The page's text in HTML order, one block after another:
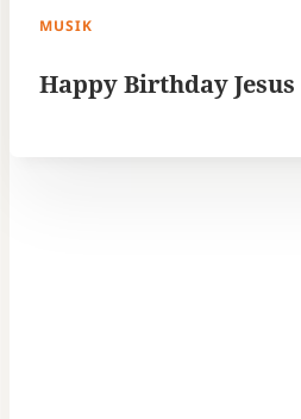
MUSIK
Happy Birthday Jesus